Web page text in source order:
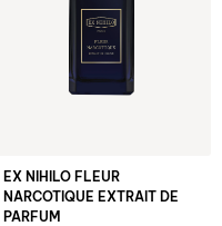
EX NIHILO FLEUR
NARCOTIQUE EXTRAIT DE
PARFUM